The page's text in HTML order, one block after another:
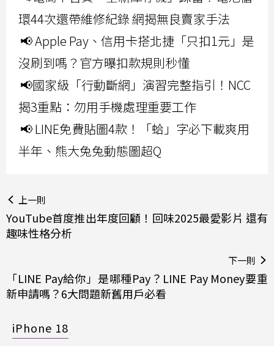
環44次還帶維修紀錄 網揭無良賣家手法
📢 Apple Pay、信用卡搭北捷「只扣1元」是
沒刷到嗎？官方曝扣款規則秒懂
📢國家級「行動斷網」演習完整指引！NCC
揭3重點：勿用手機處理重要工作
📢 LINE免費貼圖4款！「蛤」字必下載爽用
半年、熊大兔兔動態圖超Q
上一則
YouTube首度推出年度回顧！回味2025最愛影片 還有
趣味性格分析
下一則
「LINE Pay給你」是哪種Pay？LINE Pay Money要重
新申請嗎？6大問題新舊用戶必看
iPhone 18